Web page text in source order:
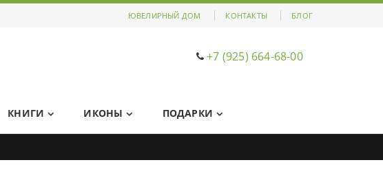
КОНТАКТЫ БЛОГ
ЮВЕЛИРНЫЙ ДОМ
+7 (925) 664-68-00
КНИГИ ИКОНЫ ПОДАРКИ